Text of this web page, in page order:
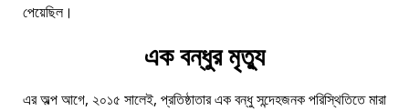
পেয়েছিল।
এক বন্ধুর মৃত্যু
এর অল্প আগে, ২০১৫ সালেই, প্রতিষ্ঠাতার এক বন্ধু সন্দেহজনক পরিস্থিতিতে মারা